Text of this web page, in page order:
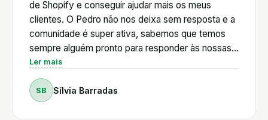
de Shopify e conseguir ajudar mais os meus
clientes. O Pedro não nos deixa sem resposta e a
comunidade é super ativa, sabemos que temos
sempre alguém pronto para responder às nossas
dúvidas. Além disso, o Pedro é muito proativo em
relação às novidades de Shopify e cria com
frequência tutoriais de acordo com as mudanças
da plataforma e a nível legal também. E está
Ler mais
SB Sílvia Barradas